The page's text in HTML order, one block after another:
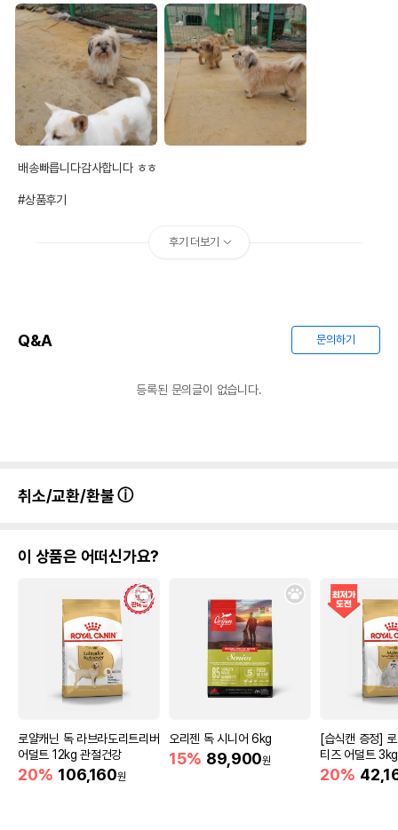
배송빠릅니다감사합니다 ㅎㅎ
#상품후기
후기 더보기
Q&A 문의하기
등록된 문의글이 없습니다.
취소/교환/환불
이 상품은 어떠신가요?
로얄캐닌 독 라브라도리트리버
어덜트 12kg 관절건강
20% 106,160원
오리젠 독 시니어 6kg
15% 89,900원
[습식캔 증정]
티즈 어덜트
20%